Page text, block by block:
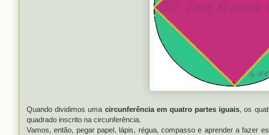
Quando dividimos uma circunferência em quatro partes iguais, os
quadrado inscrito na circunferência.
Vamos, então, pegar papel, lápis, régua, compasso e aprender a fazer